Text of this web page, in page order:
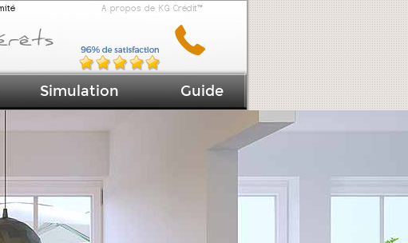
A propos de KG Crédit™
Simulation Guide